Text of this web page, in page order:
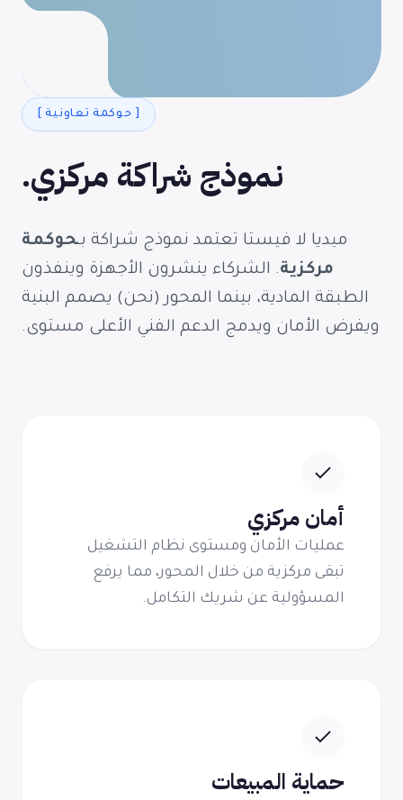
[ حوكمة تعاونية ]
نموذج شراكة مركزي.
ميديا لا فيستا تعتمد نموذج شراكة بـحوكمة
مركزية. الشركاء ينشرون الأجهزة وينفذون
الطبقة المادية، بينما المحور (نحن) يصمم البنية
ويفرض الأمان ويدمج الدعم الفني الأعلى مستوى.
أمان مركزي
عمليات الأمان ومستوى نظام التشغيل
تبقى مركزية من خلال المحور، مما يرفع
المسؤولية عن شريك التكامل.
حماية المبيعات